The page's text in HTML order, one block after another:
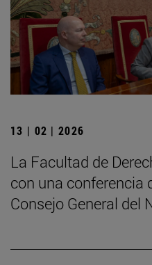
13 | 02 | 2026
La Facultad de
con una conferencia
Consejo General del